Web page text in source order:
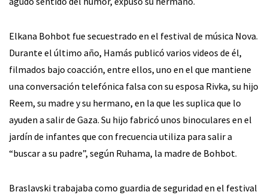
Elkana Bohbot fue secuestrado en el festival de música Nova.
Durante el último año, Hamás publicó varios videos de él,
filmados bajo coacción, entre ellos, uno en el que mantiene
una conversación telefónica falsa con su esposa Rivka, su hijo
Reem, su madre y su hermano, en la que les suplica que lo
ayuden a salir de Gaza. Su hijo fabricó unos binoculares en el
jardín de infantes que con frecuencia utiliza para salir a
“buscar a su padre”, según Ruhama, la madre de Bohbot.
Braslavski trabajaba como guardia de seguridad en el festival